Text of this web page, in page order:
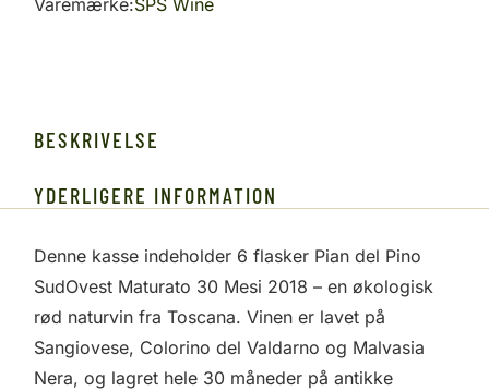
Varemærke:SPS Wine
BESKRIVELSE
YDERLIGERE INFORMATION
Denne kasse indeholder 6 flasker Pian del Pino
SudOvest Maturato 30 Mesi 2018 – en økologisk
rød naturvin fra Toscana. Vinen er lavet på
Sangiovese, Colorino del Valdarno og Malvasia
Nera, og lagret hele 30 måneder på antikke